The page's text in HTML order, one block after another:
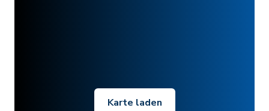
Karte laden